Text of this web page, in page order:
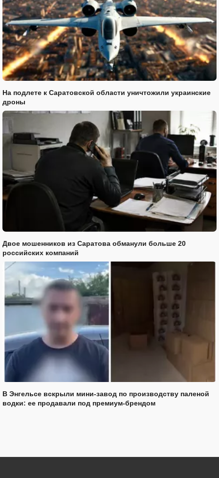
На подлете к Саратовской области уничтожили украинские
дроны
Двое мошенников из Саратова обманули больше 20
российских компаний
В Энгельсе вскрыли мини-завод по производству паленой
водки: ее продавали под премиум-брендом